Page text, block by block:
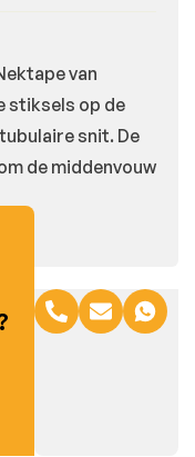
van
stiksels op de
snit. De
de middenvouw